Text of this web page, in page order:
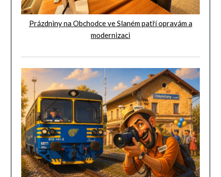
Prázdniny na Obchodce ve Slaném patří opravám a
modernizaci